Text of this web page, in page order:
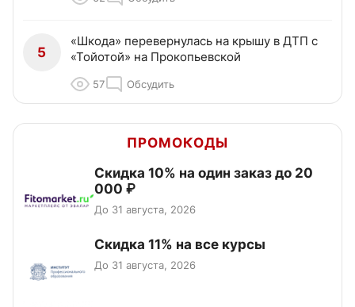
5
«Шкода» перевернулась на крышу в ДТП с
«Тойотой» на Прокопьевской
57 Обсудить
ПРОМОКОДЫ
Скидка 10% на один заказ до 20
000 ₽
До 31 августа, 2026
Скидка 11% на все курсы
До 31 августа, 2026